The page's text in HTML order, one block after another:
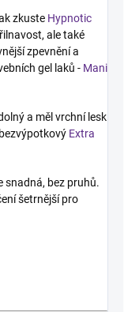
zkuste Hypnotic
ale také
zpevnění a
gel laků - Mani
a měl vrchní lesk
Extra
snadná, bez pruhů.
šetrnější pro